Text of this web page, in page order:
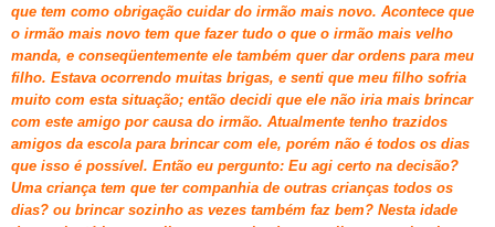
que tem como obrigação cuidar do irmão mais novo. Acontece que
o irmão mais novo tem que fazer tudo o que o irmão mais velho
manda, e conseqüentemente ele também quer dar ordens para meu
filho. Estava ocorrendo muitas brigas, e senti que meu filho sofria
muito com esta situação; então decidi que ele não iria mais brincar
com este amigo por causa do irmão. Atualmente tenho trazidos
amigos da escola para brincar com ele, porém não é todos os dias
que isso é possível. Então eu pergunto: Eu agi certo na decisão?
Uma criança tem que ter companhia de outras crianças todos os
dias? ou brincar sozinho as vezes também faz bem? Nesta idade